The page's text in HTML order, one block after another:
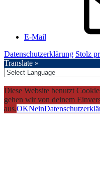
E-Mail
Datenschutzerklärung Stolz
Translate »
Diese Website benutzt
gehen wir von deinem
aus.OKNein